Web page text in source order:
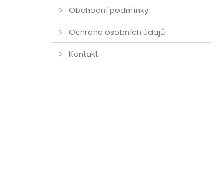
Obchodní podmínky
Ochrana osobních údajů
Kontakt